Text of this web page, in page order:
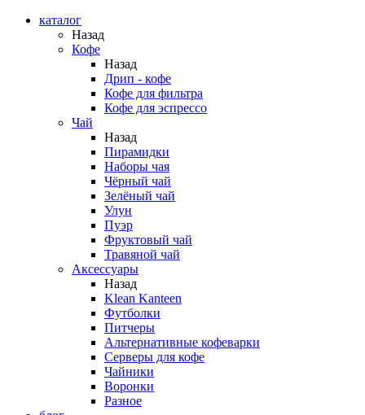
каталог
Назад
Кофе
Назад
Дрип - кофе
Кофе для фильтра
Кофе для эспрессо
Чай
Назад
Пирамидки
Наборы чая
Чёрный чай
Зелёный чай
Улун
Пуэр
Фруктовый чай
Травяной чай
Аксессуары
Назад
Klean Kanteen
Футболки
Питчеры
Альтернативные кофеварки
Серверы для кофе
Чайники
Воронки
Разное